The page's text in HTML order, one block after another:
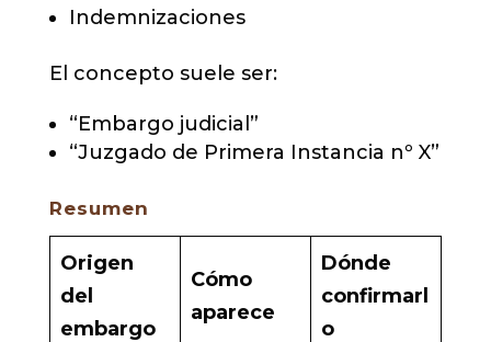
Indemnizaciones
El concepto suele ser:
“Embargo judicial”
“Juzgado de Primera Instancia nº X”
Resumen
Origen
del
embargo
Cómo
aparece
Dónde
confirmarl
o